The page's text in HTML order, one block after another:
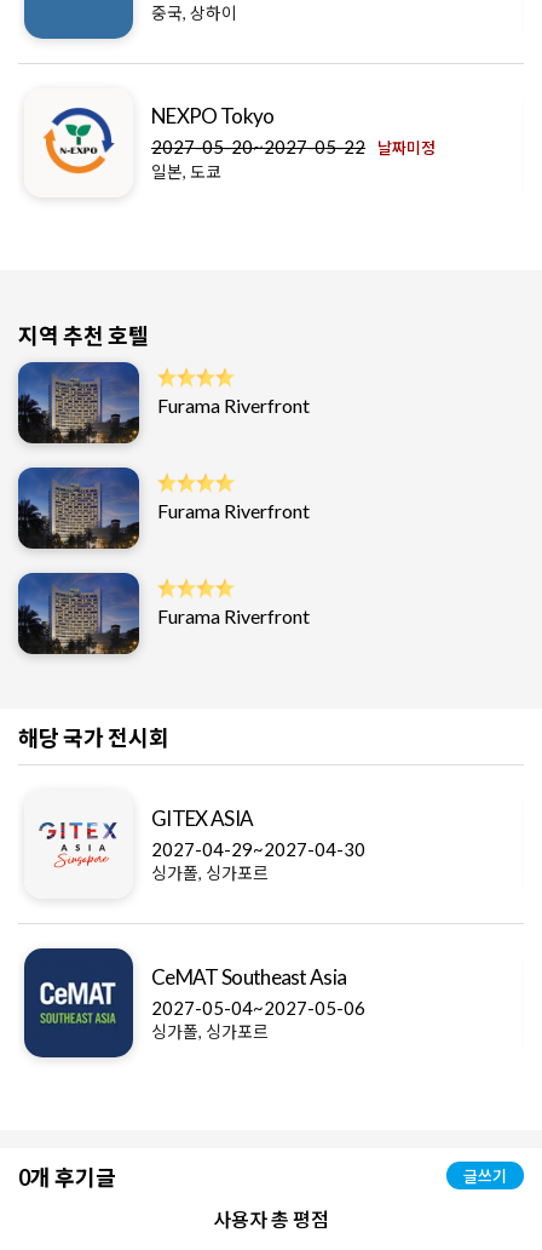
중국, 상하이
NEXPO Tokyo
2027-05-20~2027-05-22 날짜미정
일본, 도쿄
지역 추천 호텔
Furama Riverfront
Furama Riverfront
Furama Riverfront
해당 국가 전시회
GITEX ASIA
2027-04-29~2027-04-30
싱가폴, 싱가포르
CeMAT Southeast Asia
2027-05-04~2027-05-06
싱가폴, 싱가포르
0개 후기글 글쓰기
사용자 총 평점